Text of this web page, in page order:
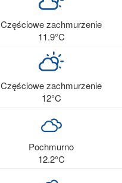
Częściowe zachmurzenie
11.9°C
Częściowe zachmurzenie
12°C
Pochmurno
12.2°C